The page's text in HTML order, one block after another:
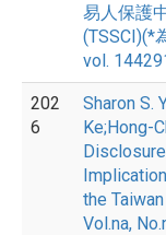
易人保護
(TSSCI)(*
vol.
202
6
Sharon S.
Ke;Hong-
the
Vol.na,